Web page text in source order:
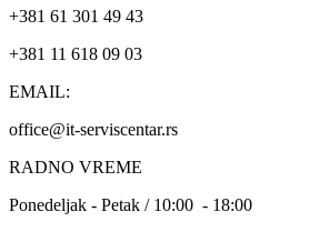
+381 61 301 49 43
+381 11 618 09 03
EMAIL:
office@it-serviscentar.rs
RADNO VREME
Ponedeljak - Petak / 10:00 - 18:00